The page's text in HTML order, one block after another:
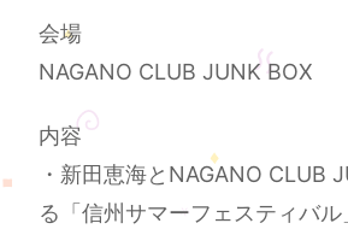
会場
NAGANO CLUB JUNK BOX
内容
・新田恵海とNAGANO CLUB
る「信州サマーフェスティバル